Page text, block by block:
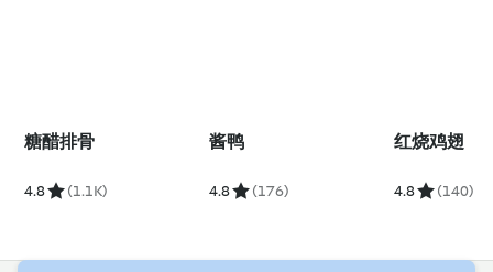
糖醋排骨
4.8 (1.1K)
酱鸭
4.8 (176)
红烧鸡翅
4.8 (140)